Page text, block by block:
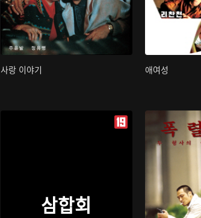
사랑 이야기 애여성
삼합회